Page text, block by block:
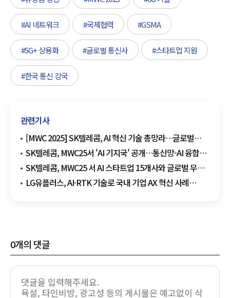
#AI 네트워크 #국제협력 #GSMA
#5G+ 상용화 #글로벌 통신사 #스타트업 지원
#한국 통신 강국
관련기사
[MWC 2025] SK텔레콤, AI 혁신 기술 총망라…글로벌
텔코 협력 강화
SK텔레콤, MWC25서 'AI 기지국' 공개…통신망-AI 융합
선도
SK텔레콤, MWC25 서 AI 스타트업 15개사와 글로벌 무대
나선다
LG유플러스, AI·RTK 기술로 국내 기업 AX 혁신 사례
0개의 댓글